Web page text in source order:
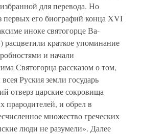
для перевода. Но
первых его биографий конца XVI
иноке святогорце Ва-
расцветили краткое упоминание
и начали
Святогорца рассказом о том,
Руския земли государь
отверз царские сокровища
прародителей, и обрел в
множество греческих
люди не разумели». Далее